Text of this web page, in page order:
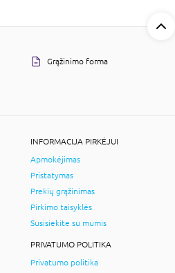
Grąžinimo forma
INFORMACIJA PIRKĖJUI
Apmokėjimas
Pristatymas
Prekių grąžinimas
Pirkimo taisyklės
Susisiekite su mumis
PRIVATUMO POLITIKA
Privatumo politika